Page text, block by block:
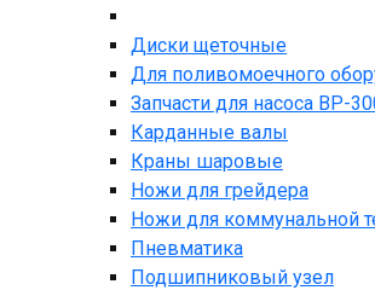
Диски щеточные
Для поливомоечного
Запчасти для насоса BP-
Карданные валы
Краны шаровые
Ножи для грейдера
Ножи для коммунальной
Пневматика
Подшипниковый узел